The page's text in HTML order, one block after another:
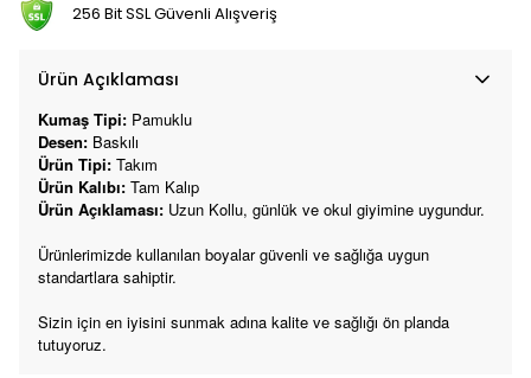
256 Bit SSL Güvenli Alışveriş
Ürün Açıklaması
Kumaş Tipi: Pamuklu
Desen: Baskılı
Ürün Tipi: Takım
Ürün Kalıbı: Tam Kalıp
Ürün Açıklaması: Uzun Kollu, günlük ve okul giyimine uygundur.
Ürünlerimizde kullanılan boyalar güvenli ve sağlığa uygun
standartlara sahiptir.
Sizin için en iyisini sunmak adına kalite ve sağlığı ön planda
tutuyoruz.